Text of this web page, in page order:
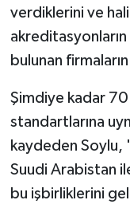
verdiklerini ve
akreditasyonların
bulunan
Şimdiye kadar
standartlarına
kaydeden Soylu,
Suudi Arabistan
bu işbirliklerini